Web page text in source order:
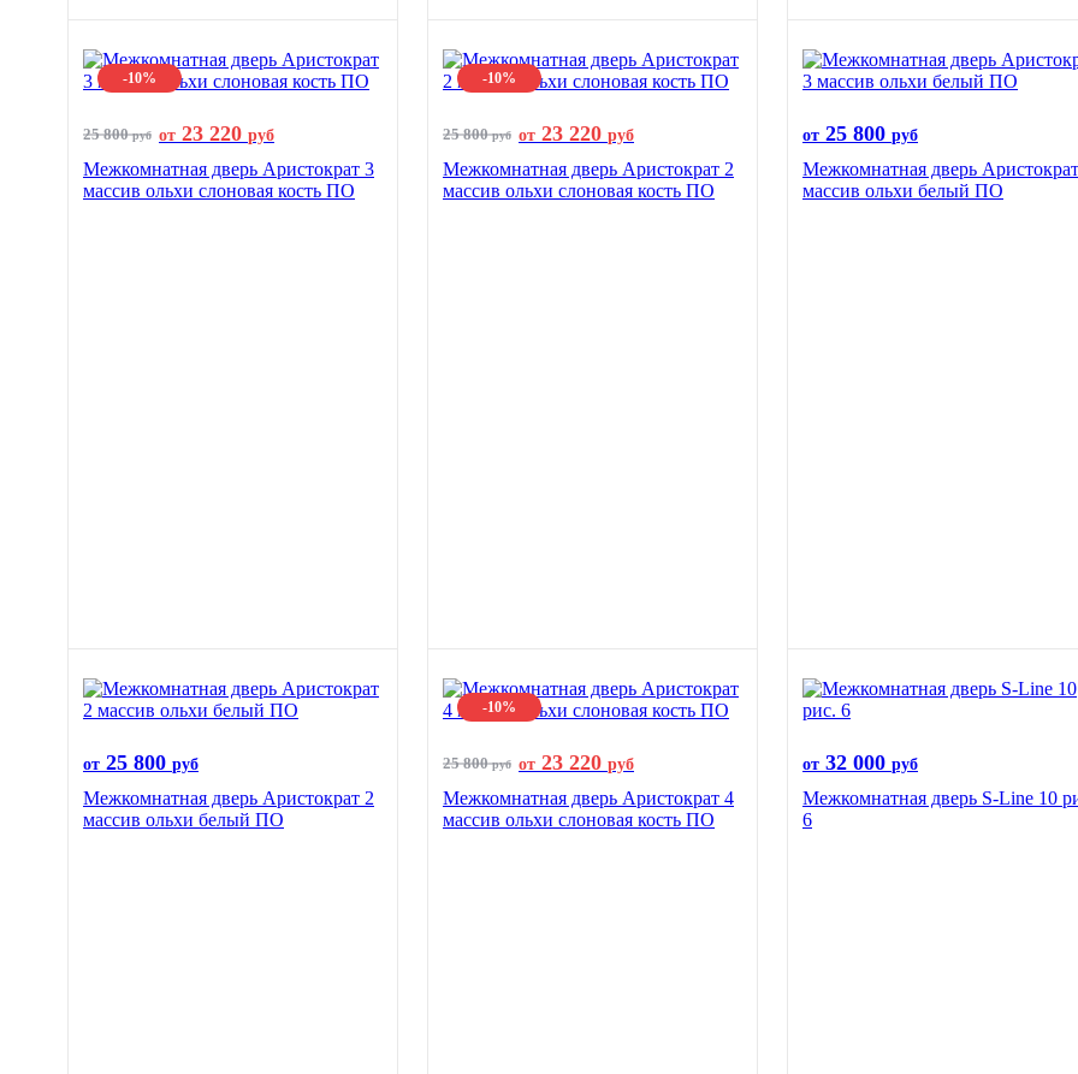
-10%
25 800руб от 23 220 руб
Межкомнатная дверь Аристократ 3
массив ольхи слоновая кость ПО
-10%
25 800руб от 23 220 руб
Межкомнатная дверь Аристократ 2
массив ольхи слоновая кость ПО
от 25 800 руб
Межкомнатная дверь
массив ольхи белый ПО
от 25 800 руб
Межкомнатная дверь Аристократ 2
массив ольхи белый ПО
-10%
25 800руб от 23 220 руб
Межкомнатная дверь Аристократ 4
массив ольхи слоновая кость ПО
от 32 000 руб
Межкомнатная дверь S-Line 10
6